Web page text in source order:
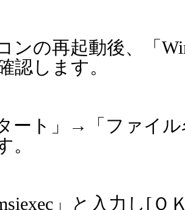
ンの再起動後、「
認します。
ート」→「ファイ
。
」と入力し [ Ｏ